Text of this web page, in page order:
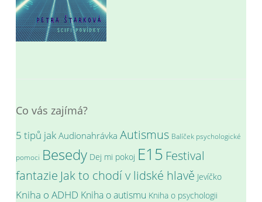
Co vás zajímá?
5 tipů jak Audionahrávka Autismus Balíček psychologické
pomoci Besedy Dej mi pokoj E15 Festival
fantazie Jak to chodí v lidské hlavě Jevíčko
Kniha o ADHD Kniha o autismu Kniha o psychologii